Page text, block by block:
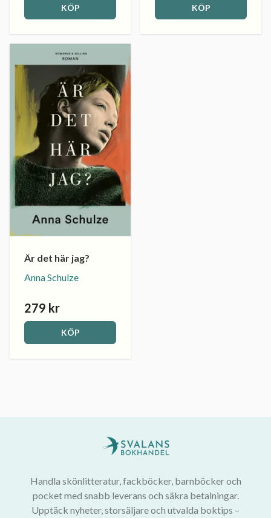
KÖP KÖP
Är det här jag?
Anna Schulze
279 kr
KÖP
Handla skönlitteratur, fackböcker, barnböcker och
pocket med snabb leverans och säkra betalningar.
Upptäck nyheter, storsäljare och utvalda boktips –